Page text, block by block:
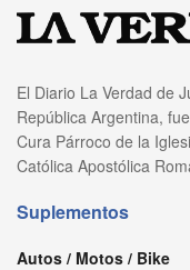
El Diario La Verdad de
República Argentina,
Cura Párroco de la
Católica Apostólica
Suplementos
Autos / Motos / Bike